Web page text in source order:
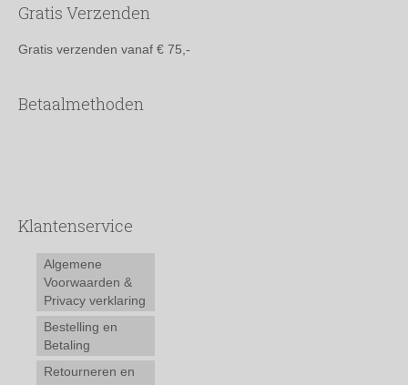
Gratis Verzenden
Gratis verzenden vanaf € 75,-
Betaalmethoden
Klantenservice
Algemene
Voorwaarden &
Privacy verklaring
Bestelling en
Betaling
Retourneren en